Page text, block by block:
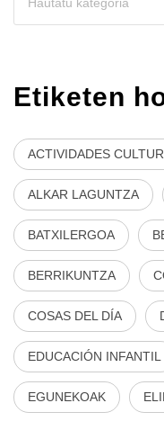
Etiketen
ACTIVIDADES
ALKAR LAGUNTZA
BATXILERGOA
BERRIKUNTZA
COSAS DEL DÍA
EDUCACIÓN INFANTIL
EGUNEKOAK